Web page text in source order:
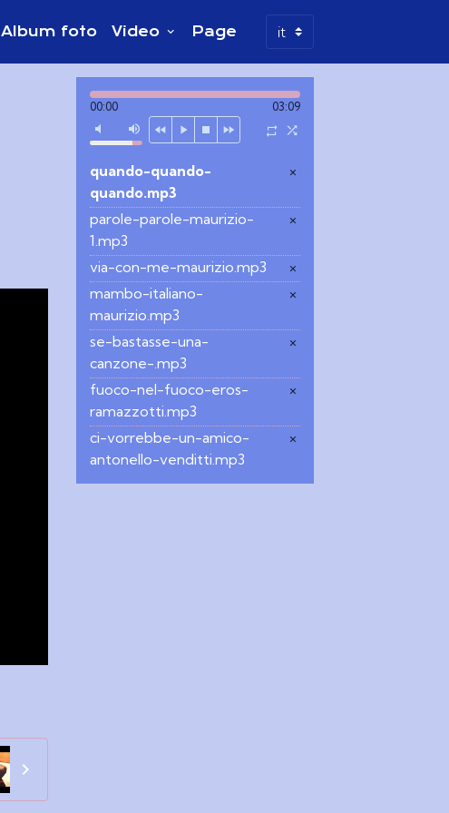
Album foto Video Page
00:00 03:09
×
quando-quando-
quando.mp3
×
parole-parole-maurizio-
1.mp3
×
via-con-me-maurizio.mp3
×
mambo-italiano-
maurizio.mp3
×
se-bastasse-una-
canzone-.mp3
×
fuoco-nel-fuoco-eros-
ramazzotti.mp3
×
ci-vorrebbe-un-amico-
antonello-venditti.mp3